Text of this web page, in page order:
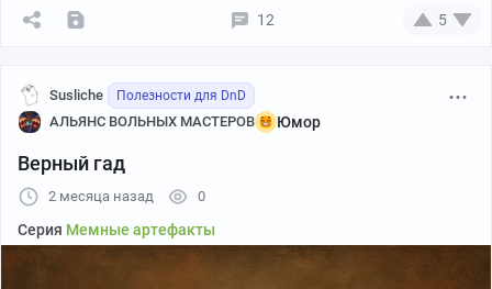
12 5
Susliche Полезности для DnD
АЛЬЯНС ВОЛЬНЫХ МАСТЕРОВ Юмор
Верный гад
2 месяца назад 0
Серия Мемные артефакты